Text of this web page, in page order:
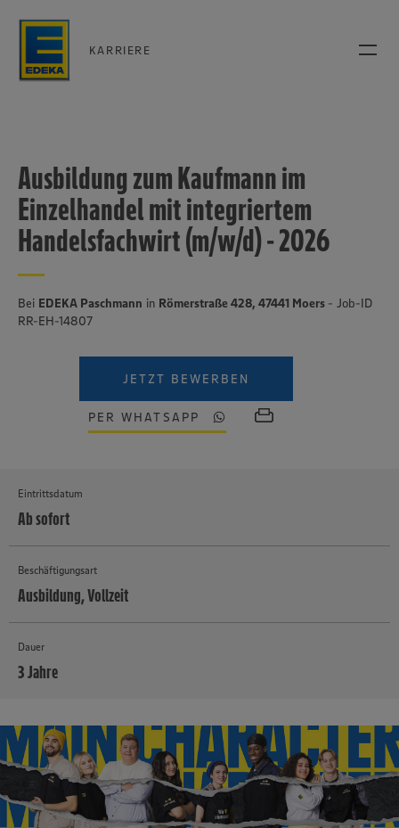
KARRIERE
Ausbildung zum Kaufmann im
Einzelhandel mit integriertem
Handelsfachwirt (m/w/d) - 2026
Bei EDEKA Paschmann in Römerstraße 428, 47441 Moers - Job-ID
RR-EH-14807
JETZT BEWERBEN
PER WHATSAPP
Eintrittsdatum
Ab sofort
Beschäftigungsart
Ausbildung, Vollzeit
Dauer
3 Jahre